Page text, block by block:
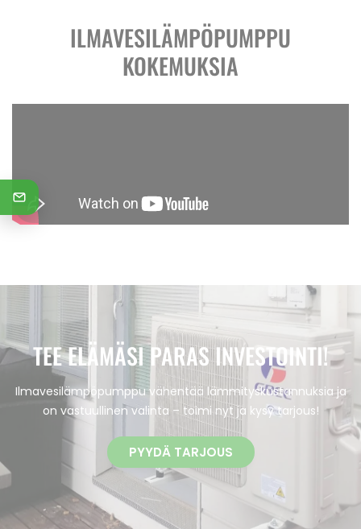
ILMAVESILÄMPÖPUMPPU
KOKEMUKSIA
TEE ELÄMÄSI PARAS INVESTOINTI!
Ilmavesilämpöpumppu vähentää lämmityskustannuksia ja
on vastuullinen valinta – toimi nyt ja kysy tarjous!
PYYDÄ TARJOUS